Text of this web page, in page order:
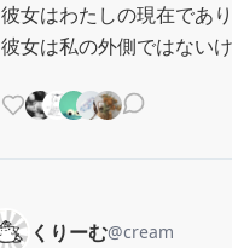
彼女はわたしの現在であ
彼女は私の外側ではない
くりーむ@cream